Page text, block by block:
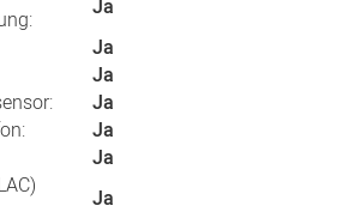
Ja
Ja
Ja
Ja
Ja
Ja
Ja